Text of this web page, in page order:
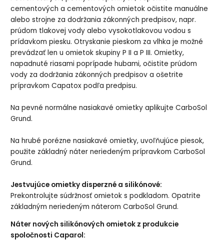
cementových a cementových omietok očistite manuálne
alebo strojne za dodržania zákonných predpisov, napr.
prúdom tlakovej vody alebo vysokotlakovou vodou s
prídavkom piesku. Otryskanie pieskom za vlhka je možné
prevádzať len u omietok skupiny P II a P III. Omietky,
napadnuté riasami poprípade hubami, očistite prúdom
vody za dodržania zákonných predpisov a ošetrite
prípravkom Capatox podľa predpisu.
Na pevné normálne nasiakavé omietky aplikujte CarboSol
Grund.
Na hrubé porézne nasiakavé omietky, uvoľňujúce piesok,
použite základný náter neriedeným prípravkom CarboSol
Grund.
Jestvujúce omietky disperzné a silikónové:
Prekontrolujte súdržnosť omietok s podkladom. Opatrite
základným neriedeným náterom CarboSol Grund.
Náter nových silikónových omietok z produkcie
spoločnosti Caparol: